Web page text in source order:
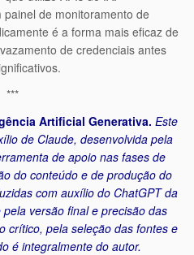
de monitoramento de
é a forma mais eficaz de
de credenciais antes
***
Artificial Generativa. Este
de Claude, desenvolvida pela
de apoio nas fases de
do conteúdo e de produção do
com auxílio do ChatGPT da
versão final e precisão das
crítico, pela seleção das fontes e
é integralmente do autor.